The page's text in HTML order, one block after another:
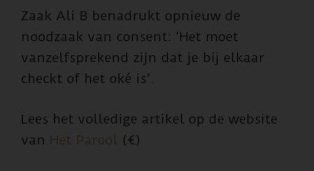
Zaak Ali B benadrukt opnieuw de
noodzaak van consent: ‘Het moet
vanzelfsprekend zijn dat je bij elkaar
checkt of het oké is’.
Lees het volledige artikel op de website
van Het Parool (€)